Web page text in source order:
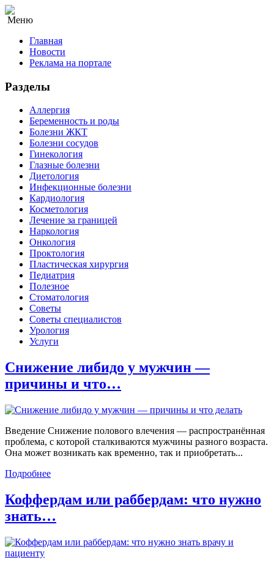
Меню
Главная
Новости
Реклама на портале
Разделы
Аллергия
Беременность и роды
Болезни ЖКТ
Болезни сосудов
Гинекология
Глазные болезни
Диетология
Инфекционные болезни
Кардиология
Косметология
Лечение за границей
Наркология
Онкология
Проктология
Пластическая хирургия
Педиатрия
Полезное
Стоматология
Советы
Советы специалистов
Урология
Услуги
Снижение либидо у мужчин —
причины и что…
Введение Снижение полового влечения — распространённая
проблема, с которой сталкиваются мужчины разного возраста.
Она может возникать как временно, так и приобретать...
Подробнее
Коффердам или раббердам: что нужно
знать…